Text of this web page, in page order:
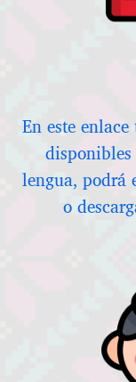
En este
disponibles
lengua, podrá
o